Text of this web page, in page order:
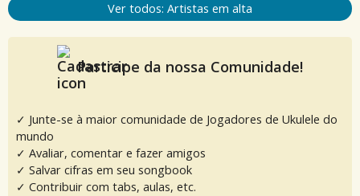
Ver todos: Artistas em alta
Participe da nossa Comunidade!
✓ Junte-se à maior comunidade de Jogadores de Ukulele do
mundo
✓ Avaliar, comentar e fazer amigos
✓ Salvar cifras em seu songbook
✓ Contribuir com tabs, aulas, etc.